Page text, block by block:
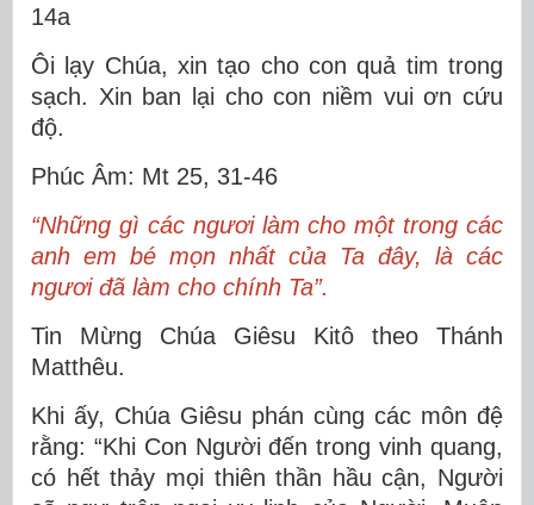
14a
Ôi lạy Chúa, xin tạo cho con quả tim trong
sạch. Xin ban lại cho con niềm vui ơn cứu
độ.
Phúc Âm: Mt 25, 31-46
“Những gì các ngươi làm cho một trong các
anh em bé mọn nhất của Ta đây, là các
ngươi đã làm cho chính Ta”.
Tin Mừng Chúa Giêsu Kitô theo Thánh
Matthêu.
Khi ấy, Chúa Giêsu phán cùng các môn đệ
rằng: “Khi Con Người đến trong vinh quang,
có hết thảy mọi thiên thần hầu cận, Người